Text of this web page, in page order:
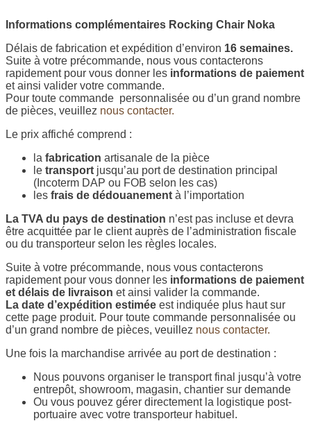
Informations complémentaires Rocking Chair Noka
Délais de fabrication et expédition d’environ 16 semaines.
Suite à votre précommande, nous vous contacterons
rapidement pour vous donner les informations de paiement
et ainsi valider votre commande.
Pour toute commande personnalisée ou d’un grand nombre
de pièces, veuillez nous contacter.
Le prix affiché comprend :
la fabrication artisanale de la pièce
le transport jusqu’au port de destination principal
(Incoterm DAP ou FOB selon les cas)
les frais de dédouanement à l’importation
La TVA du pays de destination n’est pas incluse et devra
être acquittée par le client auprès de l’administration fiscale
ou du transporteur selon les règles locales.
Suite à votre précommande, nous vous contacterons
rapidement pour vous donner les informations de paiement
et délais de livraison et ainsi valider la commande.
La date d’expédition estimée est indiquée plus haut sur
cette page produit. Pour toute commande personnalisée ou
d’un grand nombre de pièces, veuillez nous contacter.
Une fois la marchandise arrivée au port de destination :
Nous pouvons organiser le transport final jusqu’à votre
entrepôt, showroom, magasin, chantier sur demande
Ou vous pouvez gérer directement la logistique post-
portuaire avec votre transporteur habituel.